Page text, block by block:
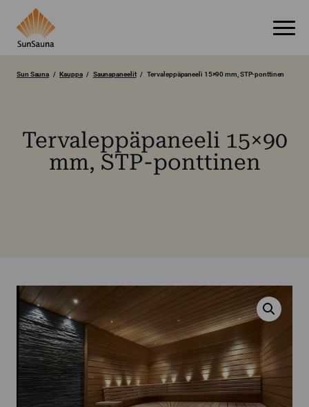
Tervaleppäpaneeli 15×90
mm, STP-ponttinen
Sun Sauna Kauppa Saunapaneelit Tervaleppäpaneeli 15×90 mm, STP-ponttinen